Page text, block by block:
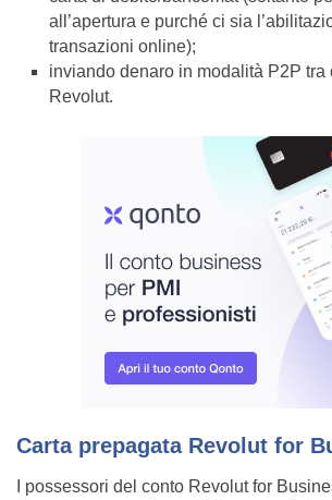
all’apertura e purché ci sia
transazioni online);
inviando denaro in modalità P2P tra
Revolut.
Carta prepagata Revolut for
I possessori del conto Revolut for